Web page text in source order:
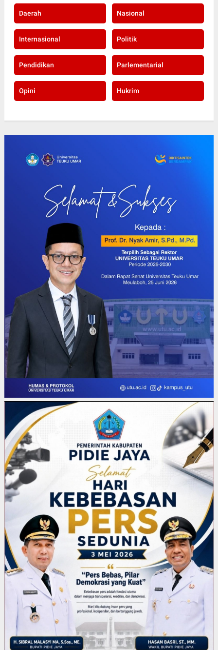
Daerah Nasional
Internasional Politik
Pendidikan Parlementarial
Opini Hukrim